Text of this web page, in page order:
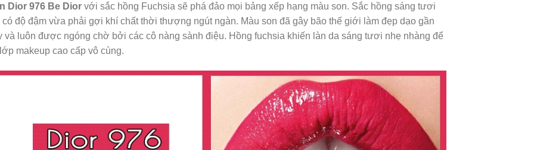
Dior 976 Be Dior với sắc hồng Fuchsia sẽ phá đảo mọi bảng xếp hạng màu son. Sắc hồng sáng tươi
có độ đậm vừa phải gợi khí chất thời thượng ngút ngàn. Màu son đã gây bão thế giới làm đẹp dạo gần
và luôn được ngóng chờ bởi các cô nàng sành điệu. Hồng fuchsia khiến làn da sáng tươi nhẹ nhàng để
makeup cao cấp vô cùng.